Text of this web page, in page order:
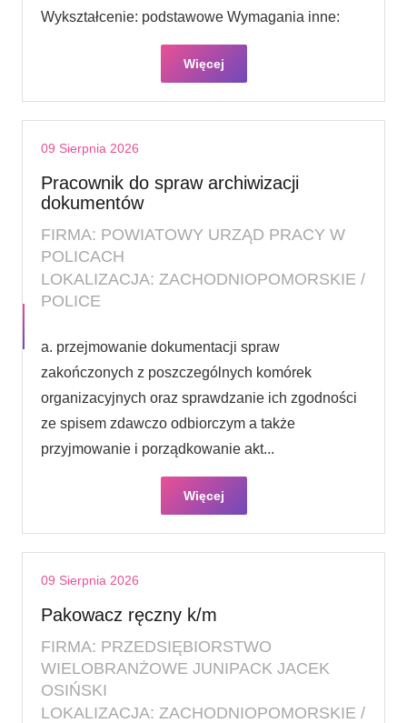
Wykształcenie: podstawowe Wymagania inne:
Więcej
09 Sierpnia 2026
Pracownik do spraw archiwizacji
dokumentów
FIRMA: POWIATOWY URZĄD PRACY W
POLICACH
LOKALIZACJA: ZACHODNIOPOMORSKIE /
POLICE
a. przejmowanie dokumentacji spraw
zakończonych z poszczególnych komórek
organizacyjnych oraz sprawdzanie ich zgodności
ze spisem zdawczo odbiorczym a także
przyjmowanie i porządkowanie akt...
Więcej
09 Sierpnia 2026
Pakowacz ręczny k/m
FIRMA: PRZEDSIĘBIORSTWO
WIELOBRANŻOWE JUNIPACK JACEK
OSIŃSKI
LOKALIZACJA: ZACHODNIOPOMORSKIE /